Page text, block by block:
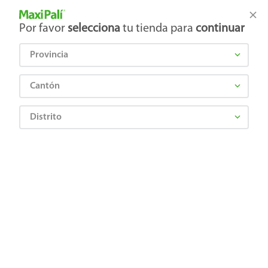
Tienda Maxi Palí
Por favor selecciona tu tienda para continuar
Provincia
Cantón
Distrito